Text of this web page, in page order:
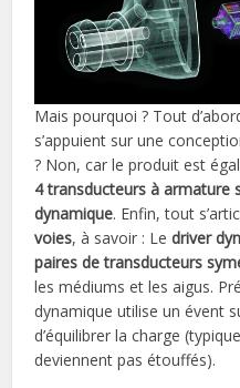
Mais pourquoi ? Tout
s’appuient sur une
? Non, car le produit est
4 transducteurs à armature
dynamique. Enfin, tout
voies, à savoir : Ledriver
paires de transducteurs
les médiums et les aigus.
dynamique utilise un évent
d’équilibrer la charge
deviennent pas étouffés).